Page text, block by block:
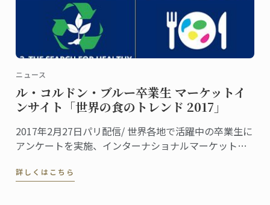
ニュース
ル・コルドン・ブルー卒業生 マーケットイ
ンサイト「世界の食のトレンド 2017」
2017年2月27日パリ配信/ 世界各地で活躍中の卒業生に
アンケートを実施、インターナショナルマーケットに
詳しくはこちら